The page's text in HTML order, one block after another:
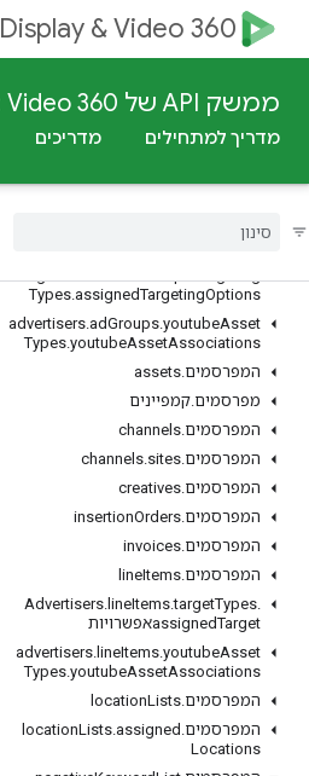
Display & Video 360
ממשק API של Display & amp; Video 360
מדריך למתחילים מדריכים
ייבוא אל BigQuery
v4
משאבי REST
advertisers.adAssets
Groups
Types.assignedTargetingOptions
advertisers.adGroups.youtubeAsset
Types.youtubeAssetAssociations
המפרסמים.
assets
מפרסמים.קמפיינים
המפרסמים.
channels
המפרסמים.
channels.sites
המפרסמים.
creatives
המפרסמים.
insertionOrders
המפרסמים.
invoices
המפרסמים.
lineItems
Advertisers. lineItems.targetTypes.
assignedTargetאפשרויות
advertisers. lineItems.youtubeAsset
Types.youtubeAssetAssociations
המפרסמים.
locationLists
המפרסמים.
locationLists.assigned
Locations